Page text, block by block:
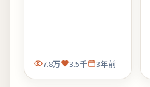
7.8万 3.5千 3年前